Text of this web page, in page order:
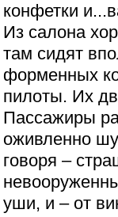
конфетки
Из салона
там сидят
форменных
пилоты. Их
Пассажиры
оживленно
говоря –
уши, и – от